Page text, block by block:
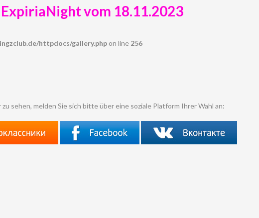
ExpiriaNight vom 18.11.2023
httpdocs/gallery.php on line 256
zu sehen, melden Sie sich bitte über eine soziale Platform Ihrer Wahl an: